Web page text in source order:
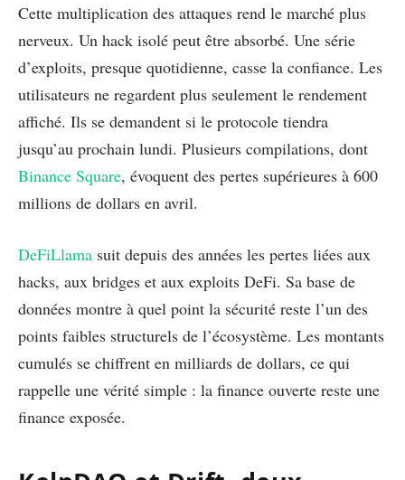
Cette multiplication des attaques rend le marché plus
nerveux. Un hack isolé peut être absorbé. Une série
d’exploits, presque quotidienne, casse la confiance. Les
utilisateurs ne regardent plus seulement le rendement
affiché. Ils se demandent si le protocole tiendra
jusqu’au prochain lundi. Plusieurs compilations, dont
Binance Square, évoquent des pertes supérieures à 600
millions de dollars en avril.
DeFiLlama suit depuis des années les pertes liées aux
hacks, aux bridges et aux exploits DeFi. Sa base de
données montre à quel point la sécurité reste l’un des
points faibles structurels de l’écosystème. Les montants
cumulés se chiffrent en milliards de dollars, ce qui
rappelle une vérité simple : la finance ouverte reste une
finance exposée.